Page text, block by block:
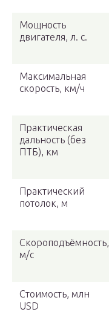
Мощность
двигателя, л. с.
Максимальная
скорость, км/ч
Практическая
дальность (без
ПТБ), км
Практический
потолок, м
Скороподъёмность,
м/с
Стоимость, млн
USD